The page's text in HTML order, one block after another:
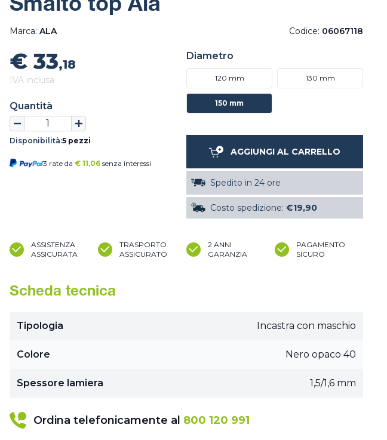
Smalto top Ala
Marca: ALA Codice: 06067118
€ 33,18
IVA inclusa
Quantità
Disponibilità:5 pezzi
3 rate da € 11,06 senza interessi
Diametro
120 mm 130 mm
150 mm
AGGIUNGI AL CARRELLO
Spedito in 24 ore
Costo spedizione: €19,90
ASSISTENZA
ASSICURATA
TRASPORTO
ASSICURATO
2 ANNI
GARANZIA
PAGAMENTO
SICURO
Scheda tecnica
Tipologia Incastra con maschio
Colore Nero opaco 40
Spessore lamiera 1,5/1,6 mm
Ordina telefonicamente al 800 120 991